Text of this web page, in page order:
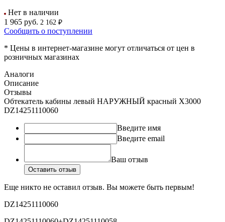
Нет в наличии
1 965 руб. 2 162 ₽
Сообщить о поступлении
* Цены в интернет-магазине могут отличаться от цен в
розничных магазинах
Аналоги
Описание
Отзывы
Обтекатель кабины левый НАРУЖНЫЙ красный X3000
DZ14251110060
Введите имя
Введите email
Ваш отзыв
Оставить отзыв
Еще никто не оставил отзыв. Вы можете быть первым!
DZ14251110060